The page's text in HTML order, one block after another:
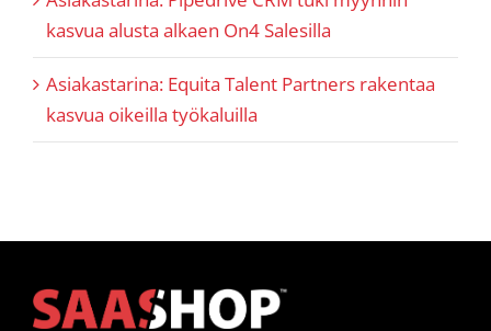
kasvua alusta alkaen On4 Salesilla
Asiakastarina: Equita Talent Partners rakentaa
kasvua oikeilla työkaluilla